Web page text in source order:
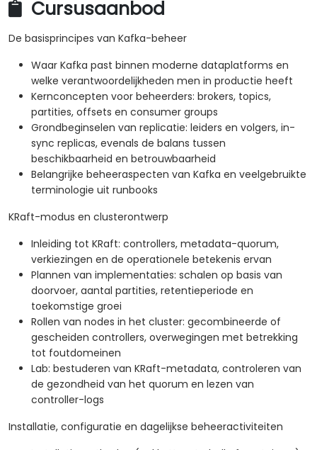
Cursusaanbod
De basisprincipes van Kafka-beheer
Waar Kafka past binnen moderne dataplatforms en
welke verantwoordelijkheden men in productie heeft
Kernconcepten voor beheerders: brokers, topics,
partities, offsets en consumer groups
Grondbeginselen van replicatie: leiders en volgers, in-
sync replicas, evenals de balans tussen
beschikbaarheid en betrouwbaarheid
Belangrijke beheeraspecten van Kafka en veelgebruikte
terminologie uit runbooks
KRaft-modus en clusterontwerp
Inleiding tot KRaft: controllers, metadata-quorum,
verkiezingen en de operationele betekenis ervan
Plannen van implementaties: schalen op basis van
doorvoer, aantal partities, retentieperiode en
toekomstige groei
Rollen van nodes in het cluster: gecombineerde of
gescheiden controllers, overwegingen met betrekking
tot foutdomeinen
Lab: bestuderen van KRaft-metadata, controleren van
de gezondheid van het quorum en lezen van
controller-logs
Installatie, configuratie en dagelijkse beheeractiviteiten